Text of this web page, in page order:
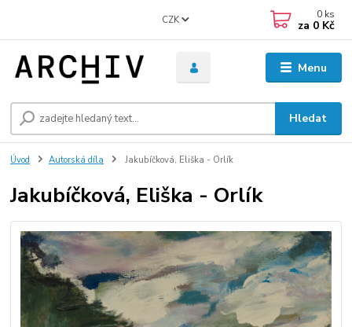
Menu
CZK
Hledat
0 ks
za 0 Kč
Úvod Autorská díla Jakubíčková, Eliška - Orlík
Jakubíčková, Eliška - Orlík